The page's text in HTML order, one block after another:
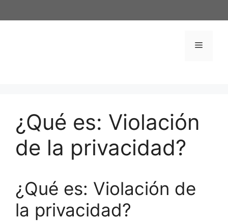
al
Menú
¿Qué es: Violación
de la privacidad?
¿Qué es: Violación de
la privacidad?